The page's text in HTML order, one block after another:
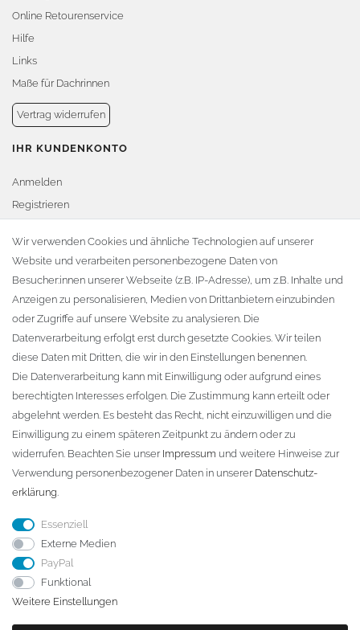
Online Retourenservice
Hilfe
Links
Maße für Dachrinnen
Vertrag widerrufen
IHR KUNDENKONTO
Anmelden
Registrieren
Warenkorb
Zur Kasse
KONTAKT
Fa. Steffen Jost
Söbrigener Weg 50
D-01796 Pirna
Telefon:+49 (0)3501 507295
info@dach-teufel.de
Wir verwenden Cookies und ähnliche Technologien auf unserer
Website und verarbeiten personenbezogene Daten von
Besucher:innen unserer Webseite (z.B. IP-Adresse), um z.B. Inhalte und
Anzeigen zu personalisieren, Medien von Drittanbietern einzubinden
oder Zugriffe auf unsere Website zu analysieren. Die
Datenverarbeitung erfolgt erst durch gesetzte Cookies. Wir teilen
diese Daten mit Dritten, die wir in den Einstellungen benennen.
Die Datenverarbeitung kann mit Einwilligung oder aufgrund eines
berechtigten Interesses erfolgen. Die Zustimmung kann erteilt oder
abgelehnt werden. Es besteht das Recht, nicht einzuwilligen und die
Einwilligung zu einem späteren Zeitpunkt zu ändern oder zu
widerrufen. Beachten Sie unser Impressum und weitere Hinweise zur
Verwendung personenbezogener Daten in unserer Daten­schutz­
erklärung.
Essenziell
Externe Medien
PayPal
Funktional
Weitere Einstellungen